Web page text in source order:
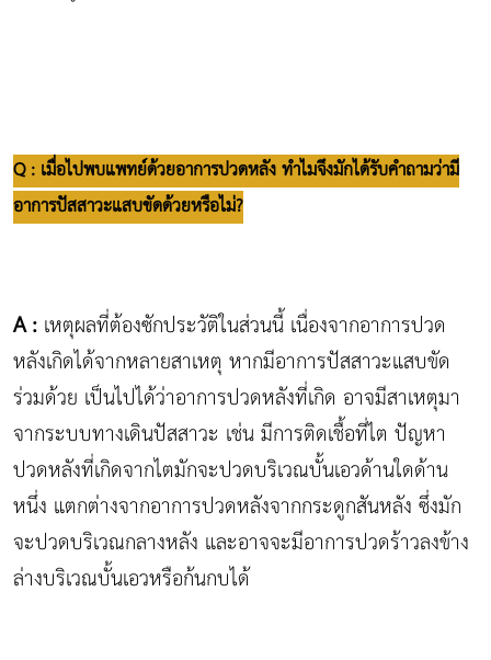
Q : เมื่อไปพบแพทย์ด้วยอาการปวดหลัง ทำไมจึงมักได้รับคำถามว่ามี
อาการปัสสาวะแสบขัดด้วยหรือไม่?
A : เหตุผลที่ต้องซักประวัติในส่วนนี้ เนื่องจากอาการปวด
หลังเกิดได้จากหลายสาเหตุ หากมีอาการปัสสาวะแสบขัด
ร่วมด้วย เป็นไปได้ว่าอาการปวดหลังที่เกิด อาจมีสาเหตุมา
จากระบบทางเดินปัสสาวะ เช่น มีการติดเชื้อที่ไต ปัญหา
ปวดหลังที่เกิดจากไตมักจะปวดบริเวณบั้นเอวด้านใดด้าน
หนึ่ง แตกต่างจากอาการปวดหลังจากกระดูกสันหลัง ซึ่งมัก
จะปวดบริเวณกลางหลัง และอาจจะมีอาการปวดร้าวลงข้าง
ล่างบริเวณบั้นเอวหรือก้นกบได้